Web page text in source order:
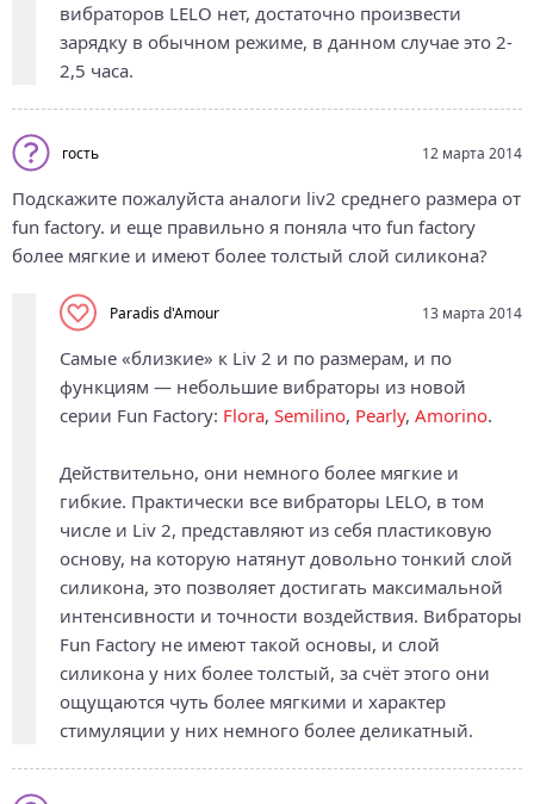
вибраторов LELO нет, достаточно произвести
зарядку в обычном режиме, в данном случае это 2-
2,5 часа.
гость 12 марта 2014
Подскажите пожалуйста аналоги liv2 среднего размера от
fun factory. и еще правильно я поняла что fun factory
более мягкие и имеют более толстый слой силикона?
Paradis d'Amour 13 марта 2014
Самые «близкие» к Liv 2 и по размерам, и по
функциям — небольшие вибраторы из новой
серии Fun Factory: Flora, Semilino, Pearly, Amorino.
Действительно, они немного более мягкие и
гибкие. Практически все вибраторы LELO, в том
числе и Liv 2, представляют из себя пластиковую
основу, на которую натянут довольно тонкий слой
силикона, это позволяет достигать максимальной
интенсивности и точности воздействия. Вибраторы
Fun Factory не имеют такой основы, и слой
силикона у них более толстый, за счёт этого они
ощущаются чуть более мягкими и характер
стимуляции у них немного более деликатный.